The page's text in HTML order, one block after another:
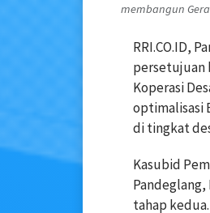
membangun
RRI.CO.ID,
persetujuan
Koperasi
optimalisasi
di tingkat
Kasubid
tahap